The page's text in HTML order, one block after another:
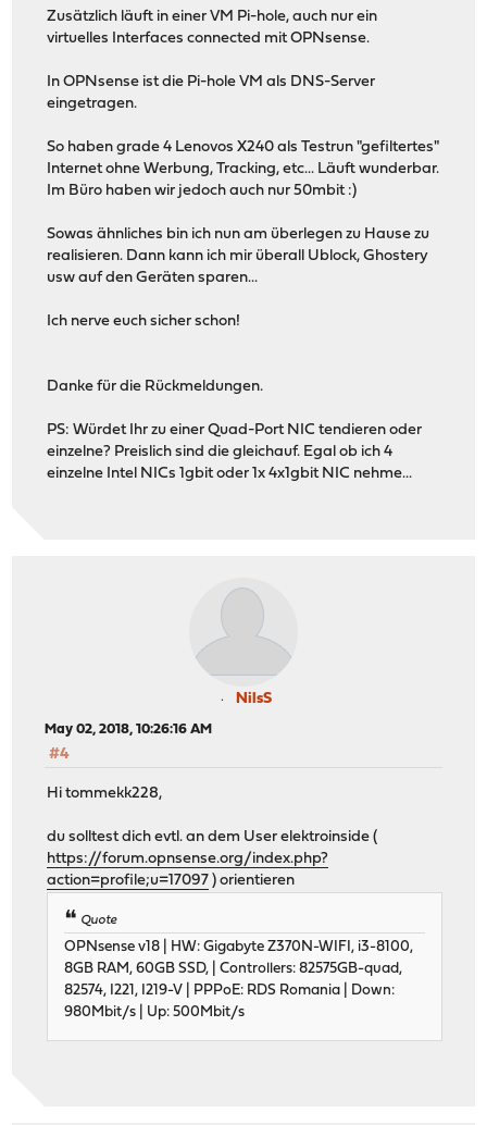
Zusätzlich läuft in einer VM Pi-hole, auch nur ein
virtuelles Interfaces connected mit OPNsense.
In OPNsense ist die Pi-hole VM als DNS-Server
eingetragen.
So haben grade 4 Lenovos X240 als Testrun "gefiltertes"
Internet ohne Werbung, Tracking, etc... Läuft wunderbar.
Im Büro haben wir jedoch auch nur 50mbit :)
Sowas ähnliches bin ich nun am überlegen zu Hause zu
realisieren. Dann kann ich mir überall Ublock, Ghostery
usw auf den Geräten sparen...
Ich nerve euch sicher schon!
Danke für die Rückmeldungen.
PS: Würdet Ihr zu einer Quad-Port NIC tendieren oder
einzelne? Preislich sind die gleichauf. Egal ob ich 4
einzelne Intel NICs 1gbit oder 1x 4x1gbit NIC nehme...
NilsS
May 02, 2018, 10:26:16 AM
#4
Hi tommekk228,
du solltest dich evtl. an dem User elektroinside (
https://forum.opnsense.org/index.php?
action=profile;u=17097 ) orientieren
Quote
OPNsense v18 | HW: Gigabyte Z370N-WIFI, i3-8100,
8GB RAM, 60GB SSD, | Controllers: 82575GB-quad,
82574, I221, I219-V | PPPoE: RDS Romania | Down:
980Mbit/s | Up: 500Mbit/s